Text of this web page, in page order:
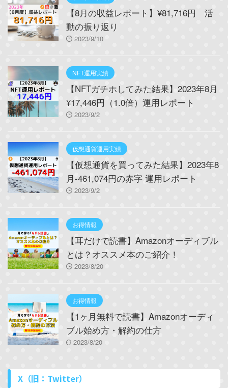
【8月の収益レポート】¥81,716円 活
動の振り返り
2023/9/10
NFT運用実績
【NFTガチホしてみた結果】2023年8月
¥17,446円（1.0倍）運用レポート
2023/9/2
仮想通貨運用実績
【仮想通貨を買ってみた結果】2023年8
月-461,074円の赤字 運用レポート
2023/9/2
お得情報
【耳だけで読書】Amazonオーディブル
とは？オススメ本のご紹介！
2023/8/20
お得情報
【1ヶ月無料で読書】Amazonオーディ
ブル始め方・解約の仕方
2023/8/20
X（旧：Twitter）